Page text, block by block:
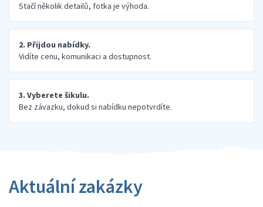
Stačí několik detailů, fotka je výhoda.
2. Přijdou nabídky.
Vidíte cenu, komunikaci a dostupnost.
3. Vyberete šikulu.
Bez závazku, dokud si nabídku nepotvrdíte.
Aktuální zakázky